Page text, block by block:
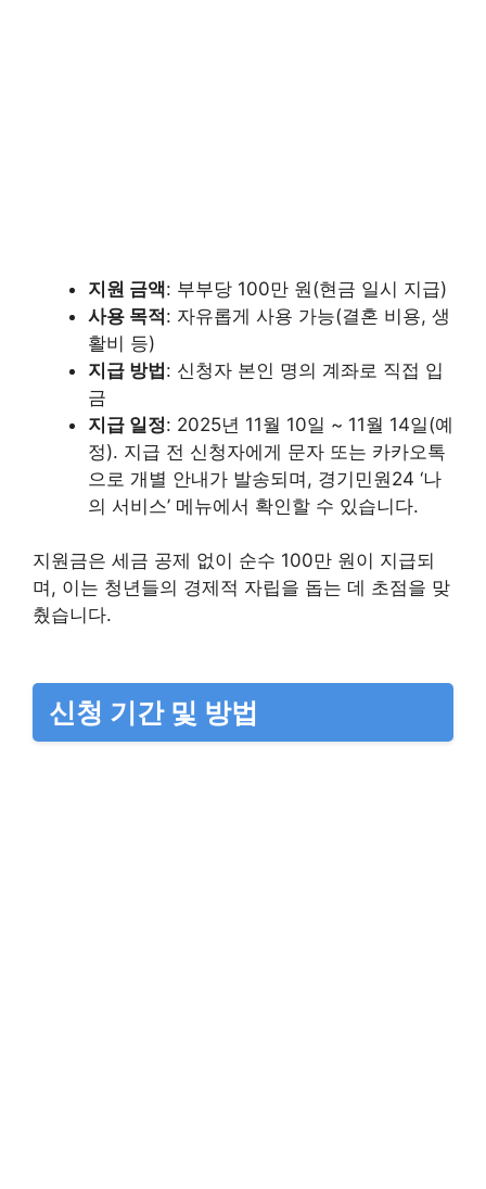
지원 금액: 부부당 100만 원(현금 일시 지급)
사용 목적: 자유롭게 사용 가능(결혼 비용, 생
활비 등)
지급 방법: 신청자 본인 명의 계좌로 직접 입
금
지급 일정: 2025년 11월 10일 ~ 11월 14일(예
정). 지급 전 신청자에게 문자 또는 카카오톡
으로 개별 안내가 발송되며, 경기민원24 ‘나
의 서비스’ 메뉴에서 확인할 수 있습니다.
지원금은 세금 공제 없이 순수 100만 원이 지급되
며, 이는 청년들의 경제적 자립을 돕는 데 초점을 맞
췄습니다.
신청 기간 및 방법